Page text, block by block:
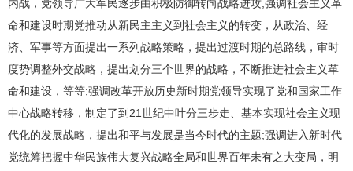
内战，党领导广大军民逐步由积极防御转向战略进攻;强调社会主义革
命和建设时期党推动从新民主主义到社会主义的转变，从政治、经
济、军事等方面提出一系列战略策略，提出过渡时期的总路线，审时
度势调整外交战略，提出划分三个世界的战略，不断推进社会主义革
命和建设，等等;强调改革开放历史新时期党领导实现了党和国家工作
中心战略转移，制定了到21世纪中叶分三步走、基本实现社会主义现
代化的发展战略，提出和平与发展是当今时代的主题;强调进入新时代
党统筹把握中华民族伟大复兴战略全局和世界百年未有之大变局，明